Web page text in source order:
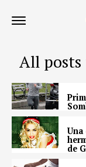
All posts
de